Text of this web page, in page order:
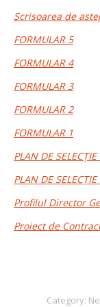
Scrisoarea de
FORMULAR 5
FORMULAR 4
FORMULAR 3
FORMULAR 2
FORMULAR 1
PLAN DE
PLAN DE
Profilul Director
Proiect de
Category: